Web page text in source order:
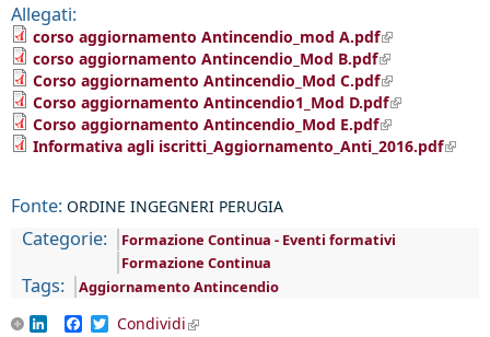
Allegati:
corso aggiornamento Antincendio_mod A.pdf(link is
external)
corso aggiornamento Antincendio_Mod B.pdf(link is
external)
Corso aggiornamento Antincendio_Mod C.pdf(link is
external)
Corso aggiornamento Antincendio1_Mod D.pdf(link is
external)
Corso aggiornamento Antincendio_Mod E.pdf(link is
external)
Informativa agli iscritti_Aggiornamento_Anti_2016.pdf(link
Fonte: ORDINE INGEGNERI PERUGIA
Categorie:
Formazione Continua - Eventi formativi
Formazione Continua
Tags: Aggiornamento Antincendio
LinkedInFacebook
Twitter
Condividi(link is external)